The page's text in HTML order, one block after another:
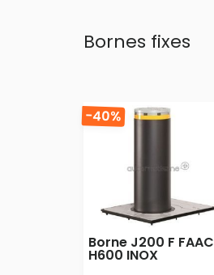
Bornes fixes
Borne J200 F FAAC
H600 INOX
-40%